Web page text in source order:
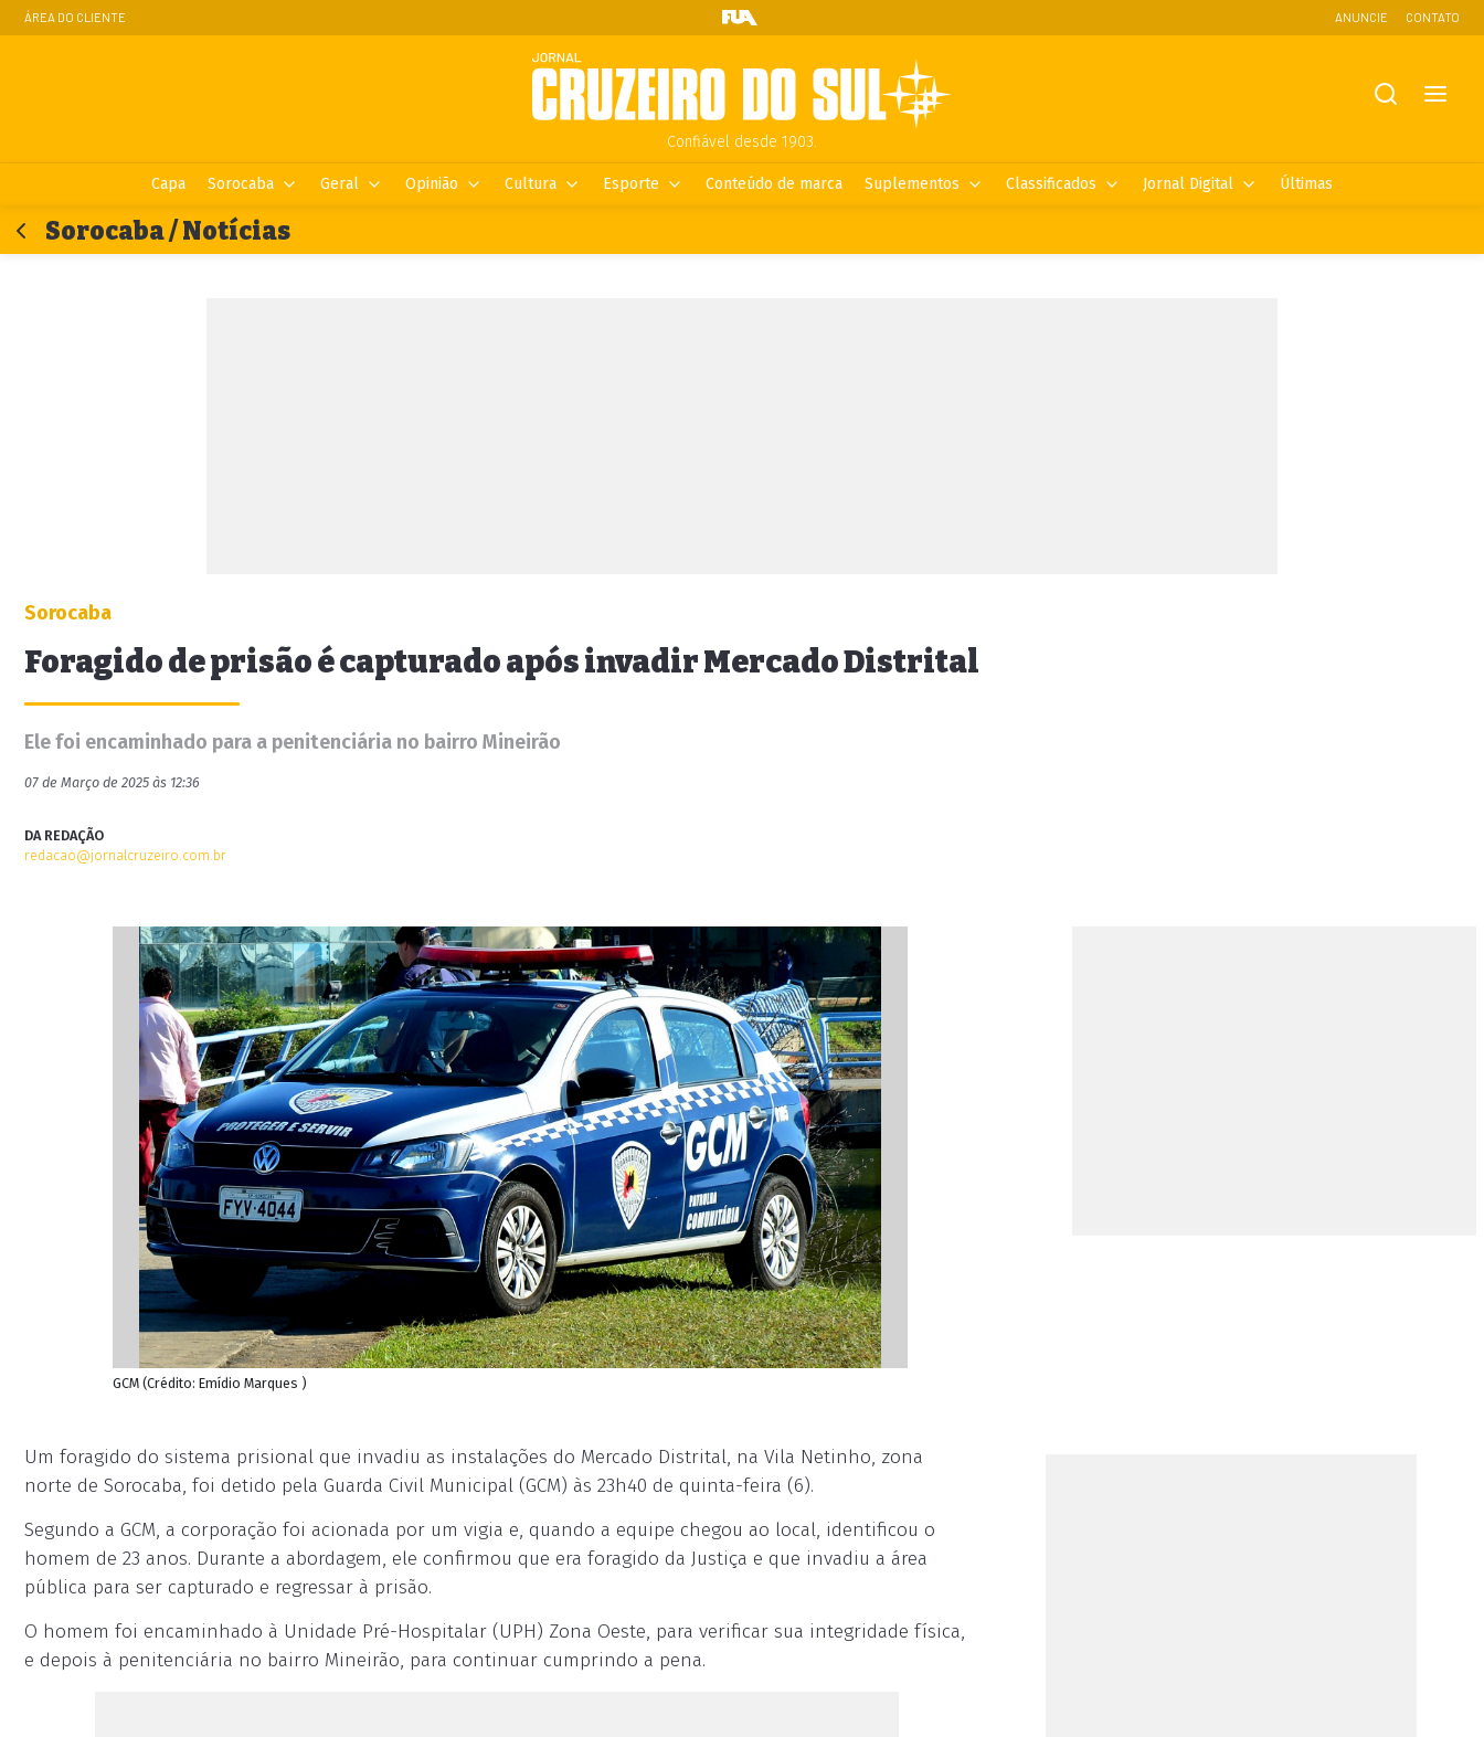
ÁREA DO CLIENTE ANUNCIE CONTATO
Confiável desde 1903.
Capa Sorocaba Geral Opinião Cultura Esporte Conteúdo de marca Suplementos Classificados Jornal Digital Últimas
Sorocaba / Notícias
Sorocaba
Foragido de prisão é capturado após invadir Mercado Distrital
Ele foi encaminhado para a penitenciária no bairro Mineirão
07 de Março de 2025 às 12:36
DA REDAÇÃO
redacao@jornalcruzeiro.com.br
GCM (Crédito: Emídio Marques )
Um foragido do sistema prisional que invadiu as instalações do Mercado Distrital, na Vila Netinho, zona
norte de Sorocaba, foi detido pela Guarda Civil Municipal (GCM) às 23h40 de quinta-feira (6).
Segundo a GCM, a corporação foi acionada por um vigia e, quando a equipe chegou ao local, identificou o
homem de 23 anos. Durante a abordagem, ele confirmou que era foragido da Justiça e que invadiu a área
pública para ser capturado e regressar à prisão.
O homem foi encaminhado à Unidade Pré-Hospitalar (UPH) Zona Oeste, para verificar sua integridade física,
e depois à penitenciária no bairro Mineirão, para continuar cumprindo a pena.